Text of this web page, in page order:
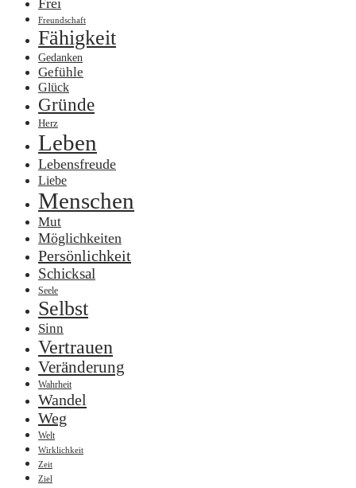
Freundschaft
Fähigkeit
Gedanken
Gefühle
Glück
Gründe
Herz
Leben
Lebensfreude
Liebe
Menschen
Mut
Möglichkeiten
Persönlichkeit
Schicksal
Seele
Selbst
Sinn
Vertrauen
Veränderung
Wahrheit
Wandel
Weg
Welt
Wirklichkeit
Zeit
Ziel